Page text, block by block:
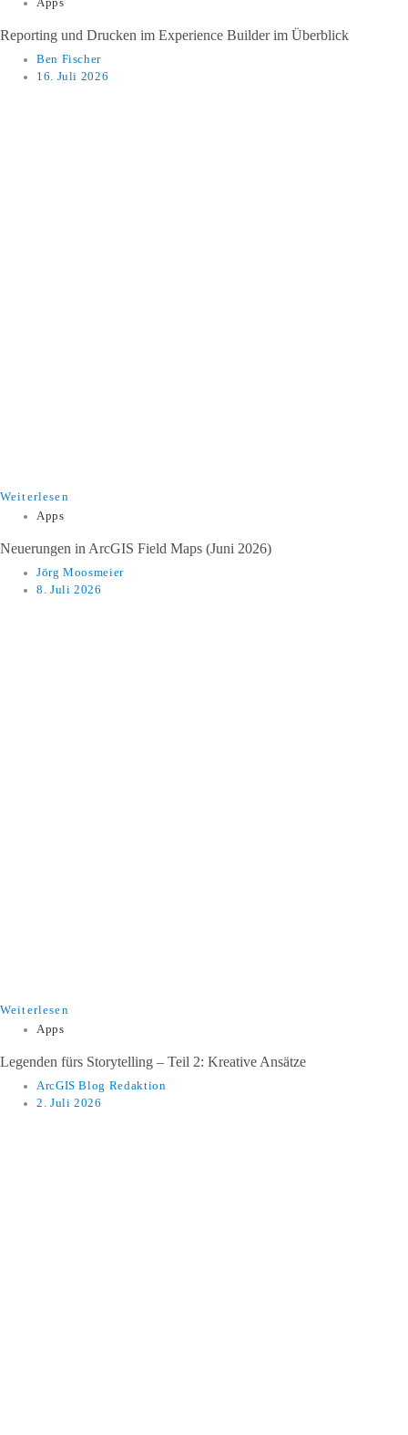
Apps
​​Reporting und Drucken im Experience Builder im Überblick​
Ben Fischer
16. Juli 2026
Weiterlesen
Apps
​​Neuerungen in ArcGIS Field Maps (Juni 2026)​
Jörg Moosmeier
8. Juli 2026
Weiterlesen
Apps
Legenden fürs Storytelling – Teil 2: Kreative Ansätze
ArcGIS Blog Redaktion
2. Juli 2026